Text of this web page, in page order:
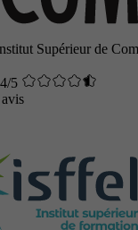
Supérieur de
5